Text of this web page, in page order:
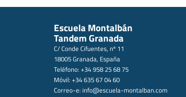
Escuela Montalbán
Tandem Granada
C/ Conde Cifuentes, nº 11
18005 Granada, España
Teléfono: +34 958 25 68 75
Móvil: +34 635 67 04 60
Correo-e: info@escuela-montalban.com